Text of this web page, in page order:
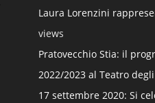
Laura Lorenzini
views
Pratovecchio Stia: il
2022/2023 al Teatro
17 settembre 2020: Si